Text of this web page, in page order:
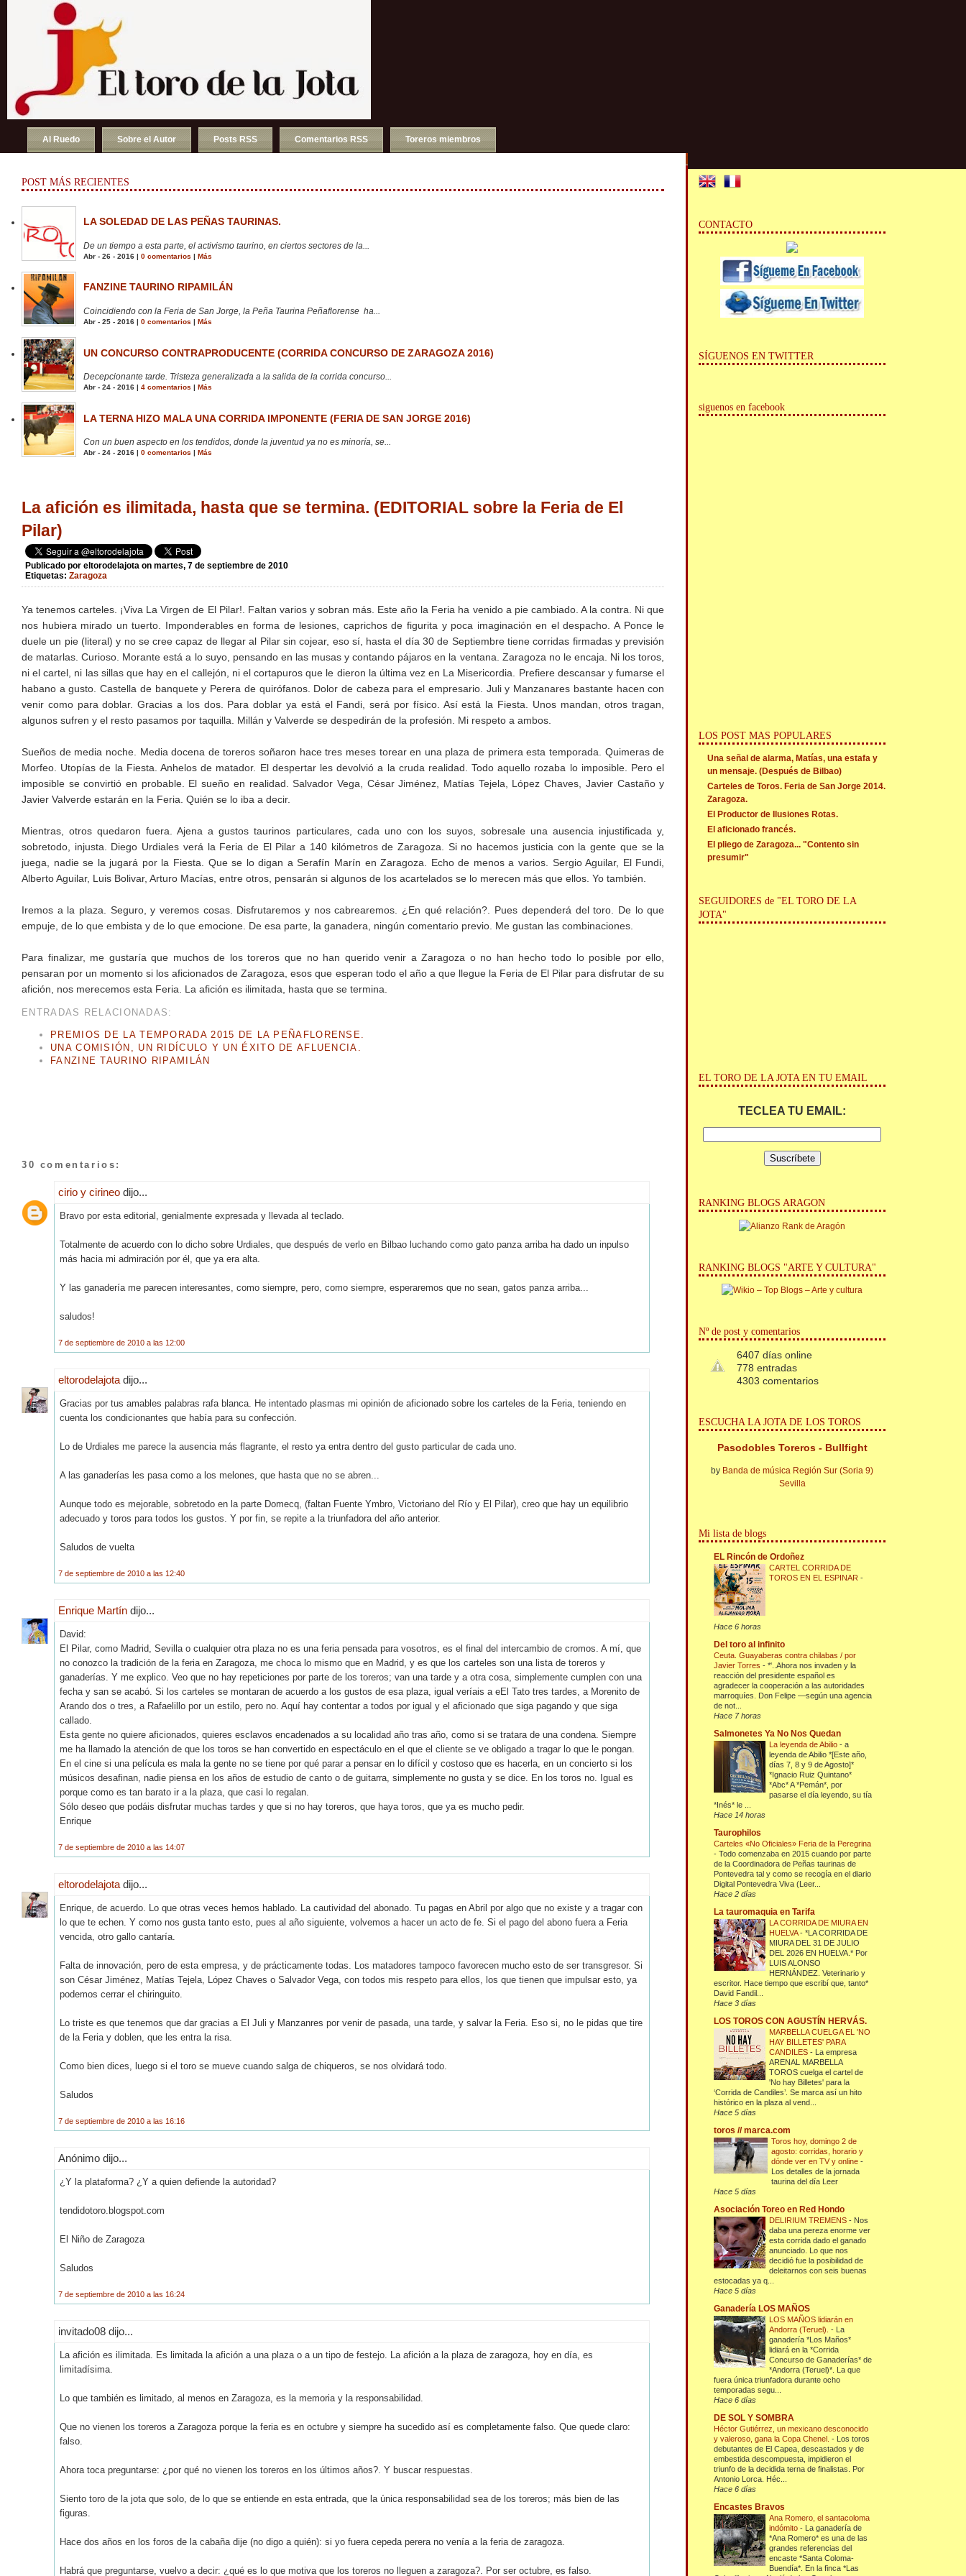
Al Ruedo Sobre el Autor Posts RSS Comentarios RSS Toreros miembros
POST MÁS RECIENTES
LA SOLEDAD DE LAS PEÑAS TAURINAS.
De un tiempo a esta parte, el activismo taurino, en ciertos sectores de la...
Abr - 26 - 2016 | 0 comentarios | Más
FANZINE TAURINO RIPAMILÁN
Coincidiendo con la Feria de San Jorge, la Peña Taurina Peñaflorense ha...
Abr - 25 - 2016 | 0 comentarios | Más
UN CONCURSO CONTRAPRODUCENTE (CORRIDA CONCURSO DE ZARAGOZA 2016)
Decepcionante tarde. Tristeza generalizada a la salida de la corrida concurso...
Abr - 24 - 2016 | 4 comentarios | Más
LA TERNA HIZO MALA UNA CORRIDA IMPONENTE (FERIA DE SAN JORGE 2016)
Con un buen aspecto en los tendidos, donde la juventud ya no es minoría, se...
Abr - 24 - 2016 | 0 comentarios Más
La afición es ilimitada, hasta que se termina. (EDITORIAL sobre la Feria de El
Pilar)
Publicado por eltorodelajota on martes, 7 de septiembre de 2010
Etiquetas: Zaragoza
Ya tenemos carteles. ¡Viva La Virgen de El Pilar!. Faltan varios y sobran más. Este año la Feria ha venido a pie cambiado. A la contra. Ni que
nos hubiera mirado un tuerto. Imponderables en forma de lesiones, caprichos de figurita y poca imaginación en el despacho. A Ponce le
duele un pie (literal) y no se cree capaz de llegar al Pilar sin cojear, eso sí, hasta el día 30 de Septiembre tiene corridas firmadas y previsión
de matarlas. Curioso. Morante está a lo suyo, pensando en las musas y contando pájaros en la ventana. Zaragoza no le encaja. Ni los toros,
ni el cartel, ni las sillas que hay en el callejón, ni el cortapuros que le dieron la última vez en La Misericordia. Prefiere descansar y fumarse el
habano a gusto. Castella de banquete y Perera de quirófanos. Dolor de cabeza para el empresario. Juli y Manzanares bastante hacen con
venir como para doblar. Gracias a los dos. Para doblar ya está el Fandi, será por físico. Así está la Fiesta. Unos mandan, otros tragan,
algunos sufren y el resto pasamos por taquilla. Millán y Valverde se despedirán de la profesión. Mi respeto a ambos.
Sueños de media noche. Media docena de toreros soñaron hace tres meses torear en una plaza de primera esta temporada. Quimeras de
Morfeo. Utopías de la Fiesta. Anhelos de matador. El despertar les devolvió a la cruda realidad. Todo aquello rozaba lo imposible. Pero el
imposible se convirtió en probable. El sueño en realidad. Salvador Vega, César Jiménez, Matías Tejela, López Chaves, Javier Castaño y
Javier Valverde estarán en la Feria. Quién se lo iba a decir.
Mientras, otros quedaron fuera. Ajena a gustos taurinos particulares, cada uno con los suyos, sobresale una ausencia injustificada y,
sobretodo, injusta. Diego Urdiales verá la Feria de El Pilar a 140 kilómetros de Zaragoza. Si no hacemos justicia con la gente que se la
juega, nadie se la jugará por la Fiesta. Que se lo digan a Serafín Marín en Zaragoza. Echo de menos a varios. Sergio Aguilar, El Fundi,
Alberto Aguilar, Luis Bolivar, Arturo Macías, entre otros, pensarán si algunos de los acartelados se lo merecen más que ellos. Yo también.
Iremos a la plaza. Seguro, y veremos cosas. Disfrutaremos y nos cabrearemos. ¿En qué relación?. Pues dependerá del toro. De lo que
empuje, de lo que embista y de lo que emocione. De esa parte, la ganadera, ningún comentario previo. Me gustan las combinaciones.
Para finalizar, me gustaría que muchos de los toreros que no han querido venir a Zaragoza o no han hecho todo lo posible por ello,
pensaran por un momento si los aficionados de Zaragoza, esos que esperan todo el año a que llegue la Feria de El Pilar para disfrutar de su
afición, nos merecemos esta Feria. La afición es ilimitada, hasta que se termina.
ENTRADAS RELACIONADAS:
PREMIOS DE LA TEMPORADA 2015 DE LA PEÑAFLORENSE.
UNA COMISIÓN, UN RIDÍCULO Y UN ÉXITO DE AFLUENCIA.
FANZINE TAURINO RIPAMILÁN
30 comentarios:
cirio y cirineo dijo...
Bravo por esta editorial, genialmente expresada y llevada al teclado.
Totalmente de acuerdo con lo dicho sobre Urdiales, que después de verlo en Bilbao luchando como gato panza arriba ha dado un inpulso
más hacia mi admiración por él, que ya era alta.
Y las ganadería me parecen interesantes, como siempre, pero, como siempre, esperaremos que no sean, gatos panza arriba...
saludos!
7 de septiembre de 2010 a las 12:00
eltorodelajota dijo...
Gracias por tus amables palabras rafa blanca. He intentado plasmas mi opinión de aficionado sobre los carteles de la Feria, teniendo en
cuenta los condicionantes que había para su confección.
Lo de Urdiales me parece la ausencia más flagrante, el resto ya entra dentro del gusto particular de cada uno.
A las ganaderías les pasa como a los melones, que hasta que no se abren...
Aunque todo es mejorable, sobretodo en la parte Domecq, (faltan Fuente Ymbro, Victoriano del Río y El Pilar), creo que hay un equilibrio
adecuado y toros para todos los gustos. Y por fin, se repite a la triunfadora del año anterior.
Saludos de vuelta
7 de septiembre de 2010 a las 12:40
Enrique Martín dijo...
David:
El Pilar, como Madrid, Sevilla o cualquier otra plaza no es una feria pensada para vosotros, es el final del intercambio de cromos. A mí, que
no conozco la tradición de la feria en Zaragoza, me choca lo mismo que en Madrid, y es que los carteles son una lista de toreros y
ganaderías. Y me explico. Veo que no hay repeticiones por parte de los toreros; van una tarde y a otra cosa, simplemente cumplen con una
fecha y san se acabó. Si los carteles se montaran de acuerdo a los gustos de esa plaza, igual veríais a eEl Tato tres tardes, a Morenito de
Arando dos o tres, a Rafaelillo por un estilo, pero no. Aquí hay contentar a todos por igual y el aficionado que siga pagando y que siga
callado.
Esta gente no quiere aficionados, quieres esclavos encadenados a su localidad año tras año, como si se tratara de una condena. Siempre
me ha llamado la atención de que los toros se han convertido en espectáculo en el que el cliente se ve obligado a tragar lo que le pongan.
En el cine si una película es mala la gente no se tiene por qué parar a pensar en lo difícil y costoso que es hacerla, en un concierto si los
músicos desafinan, nadie piensa en los años de estudio de canto o de guitarra, simplemente no gusta y se dice. En los toros no. Igual es
porque como es tan barato ir a la plaza, que casi lo regalan.
Sólo deseo que podáis disfrutar muchas tardes y que si no hay toreros, que haya toros, que ya es mucho pedir.
Enrique
7 de septiembre de 2010 a las 14:07
eltorodelajota dijo...
Enrique, de acuerdo. Lo que otras veces hemos hablado. La cautividad del abonado. Tu pagas en Abril por algo que no existe y a tragar con
lo que te echen. Y como nos gusta tanto esto, pues al año siguiente, volvemos a hacer un acto de fe. Si el pago del abono fuera a Feria
vencida, otro gallo cantaría.
Falta de innovación, pero de esta empresa, y de prácticamente todas. Los matadores tampoco favorecen mucho esto de ser transgresor. Si
son César Jiménez, Matías Tejela, López Chaves o Salvador Vega, con todos mis respeto para ellos, los que tienen que impulsar esto, ya
podemos cerrar el chiringuito.
Lo triste es que tenemos que dar gracias a El Juli y Manzanres por venir de pasada, una tarde, y salvar la Feria. Eso si, no le pidas que tire
de la Feria y doblen, que les entra la risa.
Como bien dices, luego si el toro se mueve cuando salga de chiqueros, se nos olvidará todo.
Saludos
7 de septiembre de 2010 a las 16:16
Anónimo dijo...
¿Y la plataforma? ¿Y a quien defiende la autoridad?
tendidotoro.blogspot.com
El Niño de Zaragoza
Saludos
7 de septiembre de 2010 a las 16:24
invitado08 dijo...
La afición es ilimitada. Es limitada la afición a una plaza o a un tipo de festejo. La afición a la plaza de zaragoza, hoy en día, es
limitadísima.
Lo que también es limitado, al menos en Zaragoza, es la memoria y la responsabilidad.
Que no vienen los toreros a Zaragoza porque la feria es en octubre y siempre ha sucedido así es completamente falso. Que quede claro:
falso.
Ahora toca preguntarse: ¿por qué no vienen los toreros en los últimos años?. Y buscar respuestas.
Siento toro de la jota que solo, de lo que se entiende en esta entrada, que la única responsabilidad sea de los toreros; más bien de las
figuras.
Hace dos años en los foros de la cabaña dije (no digo a quién): si yo fuera cepeda perera no venía a la feria de zaragoza.
Habrá que preguntarse, vuelvo a decir: ¿qué es lo que motiva que los toreros no lleguen a zaragoza?. Por ser octubre, es falso.
CONTACTO
SÍGUENOS EN TWITTER
siguenos en facebook
LOS POST MAS POPULARES
Una señal de alarma, Matías, una estafa y
un mensaje. (Después de Bilbao)
Carteles de Toros. Feria de San Jorge 2014.
Zaragoza.
El Productor de Ilusiones Rotas.
El aficionado francés.
El pliego de Zaragoza... "Contento sin
presumir"
SEGUIDORES de "EL TORO DE LA
JOTA"
EL TORO DE LA JOTA EN TU EMAIL
TECLEA TU EMAIL:
RANKING BLOGS ARAGON
RANKING BLOGS "ARTE Y CULTURA"
Nº de post y comentarios
6407 días online
778 entradas
4303 comentarios
ESCUCHA LA JOTA DE LOS TOROS
Pasodobles Toreros - Bullfight
by Banda de música Región Sur (Soria 9)
Sevilla
Mi lista de blogs
EL Rincón de Ordoñez
CARTEL CORRIDA DE
TOROS EN EL ESPINAR-
Hace 6 horas
Del toro al infinito
Ceuta. Guayaberas contra chilabas / por
Javier Torres-*'..Ahora nos invaden y la
reacción del presidente español es
agradecer la cooperación a las autoridades
marroquíes. Don Felipe —según una agencia
de not...
Hace 7 horas
Salmonetes Ya No Nos Quedan
La leyenda de Abilio-a
leyenda de Abilio *[Este año,
días 7, 8 y 9 de Agosto]*
*Ignacio Ruiz Quintano*
*Abc* A *Pemán*, por
pasarse el día leyendo, su tía
*Inés* le ...
Hace 14 horas
Taurophilos
Carteles «No Oficiales» Feria de la Peregrina
-Todo comenzaba en 2015 cuando por parte
de la Coordinadora de Peñas taurinas de
Pontevedra tal y como se recogía en el diario
Digital Pontevedra Viva (Leer...
Hace 2 días
La tauromaquia en Tarifa
LA CORRIDA DE MIURA EN
HUELVA-*LA CORRIDA DE
MIURA DEL 31 DE JULIO
DEL 2026 EN HUELVA.* Por
LUIS ALONSO
HERNÁNDEZ. Veterinario y
escritor. Hace tiempo que escribí que, tanto*
David Fandil...
Hace 3 días
LOS TOROS CON AGUSTÍN HERVÁS.
MARBELLA CUELGA EL 'NO
HAY BILLETES' PARA
CANDILES- La empresa
ARENAL MARBELLA
TOROS cuelga el cartel de
'No hay Billetes' para la
‘Corrida de Candiles’. Se marca así un hito
histórico en la plaza al vend...
Hace 5 días
toros // marca.com
Toros hoy, domingo 2 de
agosto: corridas, horario y
dónde ver en TV y online-
Los detalles de la jornada
taurina del día Leer
Hace 5 días
Asociación Toreo en Red Hondo
DELIRIUM TREMENS- Nos
daba una pereza enorme ver
esta corrida dado el ganado
anunciado. Lo que nos
decidió fue la posibilidad de
deleitarnos con seis buenas
estocadas ya q...
Hace 5 días
Ganadería LOS MAÑOS
LOS MAÑOS lidiarán en
Andorra (Teruel).- La
ganadería *Los Maños*
lidiará en la *Corrida
Concurso de Ganaderías* de
*Andorra (Teruel)*. La que
fuera única triunfadora durante ocho
temporadas segu...
Hace 6 días
DE SOL Y SOMBRA
Héctor Gutiérrez, un mexicano desconocido
y valeroso, gana la Copa Chenel.- Los toros
debutantes de El Capea, descastados y de
embestida descompuesta, impidieron el
triunfo de la decidida terna de finalistas. Por
Antonio Lorca. Héc...
Hace 6 días
Encastes Bravos
Ana Romero, el santacoloma
indómito- La ganadería de
*Ana Romero* es una de las
grandes referencias del
encaste *Santa Coloma-
Buendía*. En la finca *Las